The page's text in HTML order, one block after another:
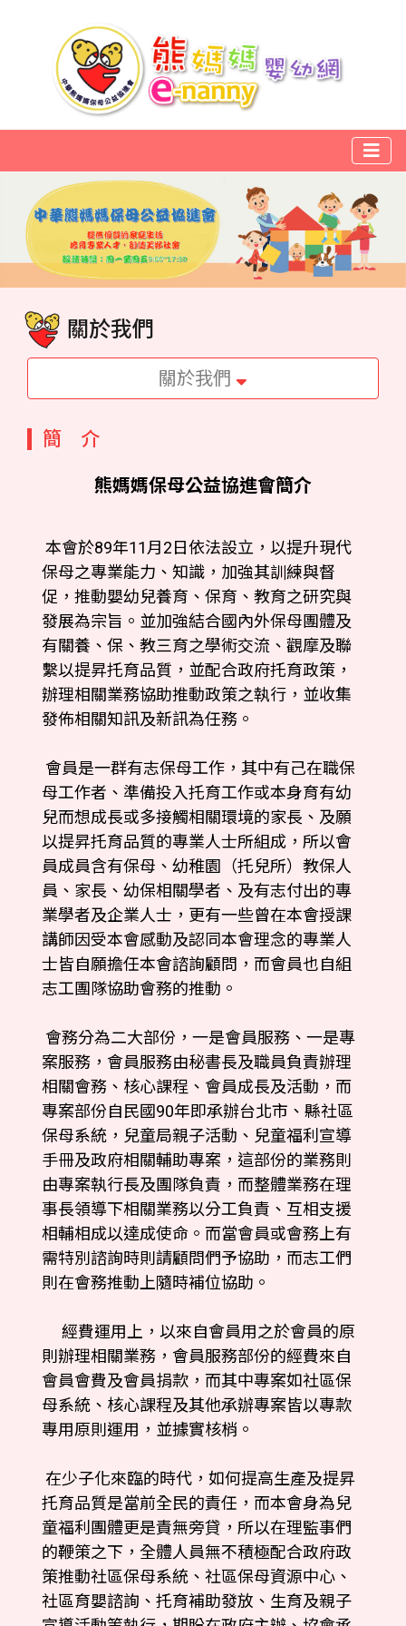
關於我們
關於我們
簡 介
熊媽媽保母公益協進會簡介
本會於89年11月2日依法設立，以提升現代
保母之專業能力、知識，加強其訓練與督
促，推動嬰幼兒養育、保育、教育之研究與
發展為宗旨。並加強結合國內外保母團體及
有關養、保、教三育之學術交流、觀摩及聯
繫以提昇托育品質，並配合政府托育政策，
辦理相關業務協助推動政策之執行，並收集
發佈相關知訊及新訊為任務。
會員是一群有志保母工作，其中有己在職保
母工作者、準備投入托育工作或本身育有幼
兒而想成長或多接觸相關環境的家長、及願
以提昇托育品質的專業人士所組成，所以會
員成員含有保母、幼稚園（托兒所）教保人
員、家長、幼保相關學者、及有志付出的專
業學者及企業人士，更有一些曾在本會授課
講師因受本會感動及認同本會理念的專業人
士皆自願擔任本會諮詢顧問，而會員也自組
志工團隊協助會務的推動。
會務分為二大部份，一是會員服務、一是專
案服務，會員服務由秘書長及職員負責辦理
相關會務、核心課程、會員成長及活動，而
專案部份自民國90年即承辦台北市、縣社區
保母系統，兒童局親子活動、兒童福利宣導
手冊及政府相關輔助專案，這部份的業務則
由專案執行長及團隊負責，而整體業務在理
事長領導下相關業務以分工負責、互相支援
相輔相成以達成使命。而當會員或會務上有
需特別諮詢時則請顧問們予協助，而志工們
則在會務推動上隨時補位協助。
經費運用上，以來自會員用之於會員的原
則辦理相關業務，會員服務部份的經費來自
會員會費及會員捐款，而其中專案如社區保
母系統、核心課程及其他承辦專案皆以專款
專用原則運用，並據實核梢。
在少子化來臨的時代，如何提高生產及提昇
托育品質是當前全民的責任，而本會身為兒
童福利團體更是責無旁貸，所以在理監事們
的鞭策之下，全體人員無不積極配合政府政
策推動社區保母系統、社區保母資源中心、
社區育嬰諮詢、托育補助發放、生育及親子